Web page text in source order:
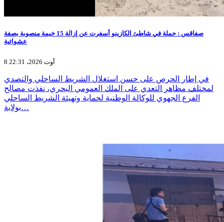
صفاقس : حملة في شاطئ الكازينو أسفرت عن إزالة 15 خيمة منصوبة بصفة
عشوائية
8 أوت 2026، 22:31
في إطار الحرص على حسن استغلال الشريط الساحلي والتصدي
لمختلف مظاهر التعدي على الملك العمومي البحري، نفذت مصالح
الفرع الجهوي للوكالة الوطنية لحماية وتهيئة الشريط الساحلي
بولاية…